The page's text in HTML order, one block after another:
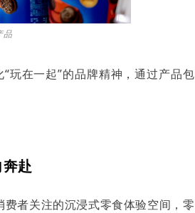
品
玩在一起”的品牌精神，通过产品包
赴
者关注的沉浸式零食体验空间，零